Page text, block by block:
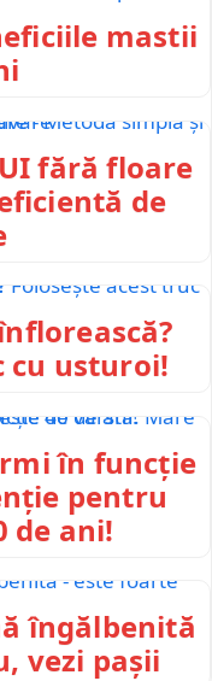
mastii
fără floare
de
cu usturoi!
în funcție
pentru
de ani!
îngălbenită
vezi pașii